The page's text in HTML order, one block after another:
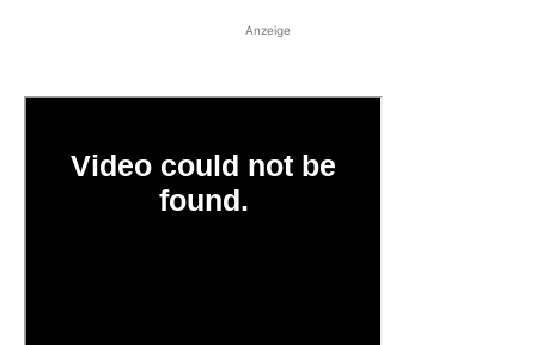
Anzeige